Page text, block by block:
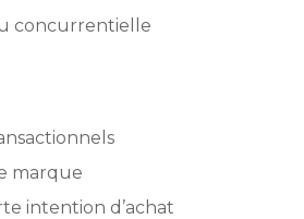
concurrentielle
marque
intention d’achat